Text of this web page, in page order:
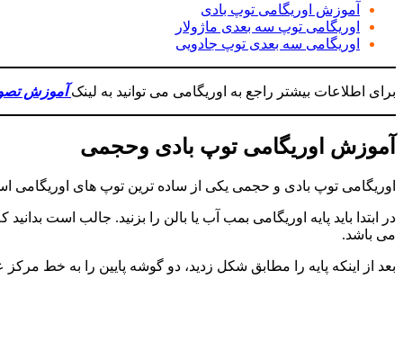
آموزش اوریگامی توپ بادی
اوریگامی توپ سه بعدی ماژولار
اوریگامی سه بعدی توپ جادویی
برای اطلاعات بیشتر راجع به اوریگامی می توانید به لینک آموزش
آموزش اوریگامی توپ بادی وحجمی
اوریگامی توپ بادی و حجمی یکی از ساده ترین توپ های اوریگامی
می باشد.
بعد از اینکه پایه را مطابق شکل زدید، دو گوشه پایین را به خط